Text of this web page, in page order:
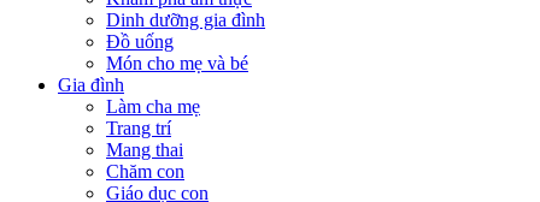
Dinh dưỡng gia đình
Đồ uống
Món cho mẹ và bé
Gia đình
Làm cha mẹ
Trang trí
Mang thai
Chăm con
Giáo dục con